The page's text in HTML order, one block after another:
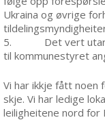
Ukraina og øvrige
5. Det vert
til kommunestyret
Vi har ikkje fått noen
skje. Vi har ledige
leiligheitene nord for